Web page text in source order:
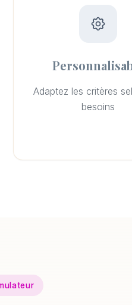
Adaptez les critères
besoins